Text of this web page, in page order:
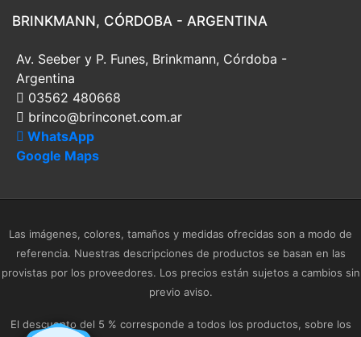
BRINKMANN, CÓRDOBA - ARGENTINA
Av. Seeber y P. Funes, Brinkmann, Córdoba -
Argentina
03562 480668
brinco@brinconet.com.ar
WhatsApp
Google Maps
Las imágenes, colores, tamaños y medidas ofrecidas son a modo de
referencia. Nuestras descripciones de productos se basan en las
provistas por los proveedores. Los precios están sujetos a cambios sin
previo aviso.
El descuento del 5 % corresponde a todos los productos, sobre los